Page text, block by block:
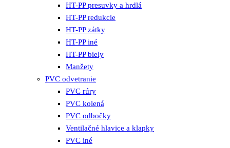
HT-PP presuvky a hrdlá
HT-PP redukcie
HT-PP zátky
HT-PP iné
HT-PP biely
Manžety
PVC odvetranie
PVC rúry
PVC kolená
PVC odbočky
Ventilačné hlavice a klapky
PVC iné